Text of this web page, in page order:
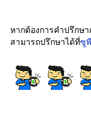
หากต้องการคำปรึกษา
สามารถปรึกษาได้ที่ซู